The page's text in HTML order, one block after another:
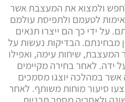
ולמצוא את המעצבת אשר
לטעמם ולתפיסת עולמם
על ידי כך הם ייצרו תנאים
מבחינתם. הבדיקות נעשות על
המעצבת, שיחות עימה, ואפילו
ידה. לאחר בחירה מקיימים
אשר במהלכה יוצגו מסמכים
סיעור מוחות משותף. לאחר